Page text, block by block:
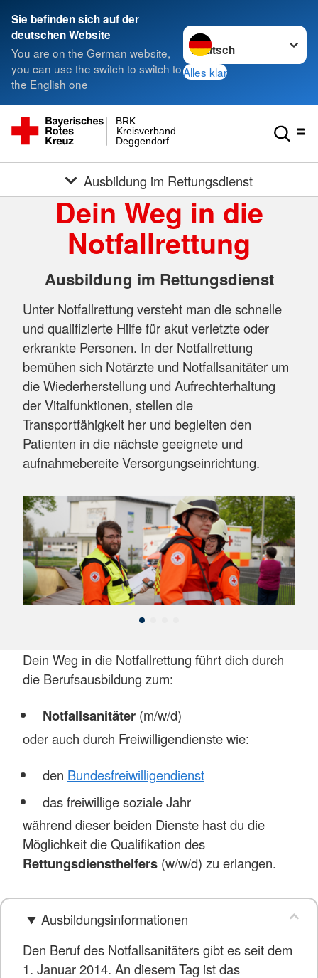
Sie befinden sich auf der
deutschen Website
You are on the German website,
you can use the switch to switch to
the English one
Sprache wechseln zu
Alles klar
Deggendorf
Kreisverband
BRK
Ausbildung im Rettungsdienst
Dein Weg in die
Notfallrettung
Ausbildung im Rettungsdienst
Unter Notfallrettung versteht man die schnelle
und qualifizierte Hilfe für akut verletzte oder
erkrankte Personen. In der Notfallrettung
bemühen sich Notärzte und Notfallsanitäter um
die Wiederherstellung und Aufrechterhaltung
der Vitalfunktionen, stellen die
Transportfähigkeit her und begleiten den
Patienten in die nächste geeignete und
aufnahmebereite Versorgungseinrichtung.
Dein Weg in die Notfallrettung führt dich durch
die Berufsausbildung zum:
Notfallsanitäter(m/w/d)
oder auch durch Freiwilligendienste wie:
den Bundesfreiwilligendienst
das freiwillige soziale Jahr
während dieser beiden Dienste hast du die
Möglichkeit die Qualifikation des
Rettungsdiensthelfers (w/w/d) zu erlangen.
Ausbildungsinformationen
Den Beruf des Notfallsanitäters gibt es seit dem
1. Januar 2014. An diesem Tag ist das